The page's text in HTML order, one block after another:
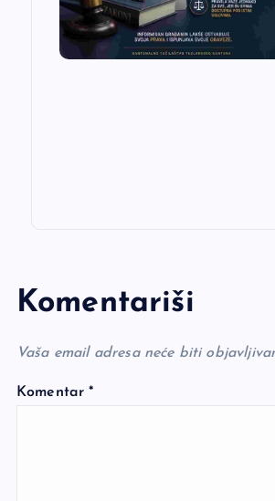
Komentariši
Vaša email adresa neće biti
Komentar*